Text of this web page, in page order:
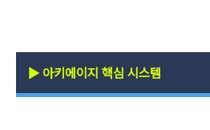
▶ 아키에이지 핵심 시스템